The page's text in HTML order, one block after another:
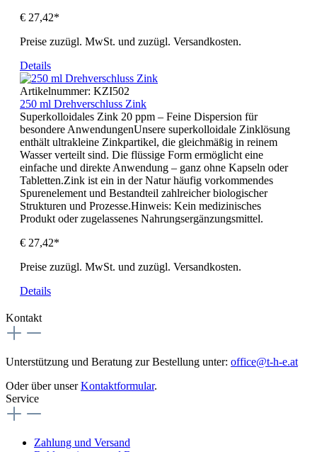
€ 27,42*
Preise zuzügl. MwSt. und zuzügl. Versandkosten.
Details
Artikelnummer: KZI502
250 ml Drehverschluss Zink
Superkolloidales Zink 20 ppm – Feine Dispersion für
besondere AnwendungenUnsere superkolloidale Zinklösung
enthält ultrakleine Zinkpartikel, die gleichmäßig in reinem
Wasser verteilt sind. Die flüssige Form ermöglicht eine
einfache und direkte Anwendung – ganz ohne Kapseln oder
Tabletten.Zink ist ein in der Natur häufig vorkommendes
Spurenelement und Bestandteil zahlreicher biologischer
Strukturen und Prozesse.Hinweis: Kein medizinisches
Produkt oder zugelassenes Nahrungsergänzungsmittel.
€ 27,42*
Preise zuzügl. MwSt. und zuzügl. Versandkosten.
Details
Kontakt
Unterstützung und Beratung zur Bestellung unter: office@t-h-e.at
Oder über unserKontaktformular.
Service
Zahlung und Versand